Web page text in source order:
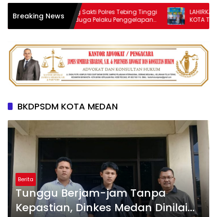
Breaking News
Jatanras Elang Sakti Polres Tebing Tinggi
Amankan Terduga Pelaku Penggelapan
Sepeda Motor
LAHIRKAN
KOTA TEBING
OPTIMALISASI
BKDPSDM KOTA MEDAN
Berita
Tunggu Berjam-jam Tanpa
Kepastian, Dinkes Medan Dinilai